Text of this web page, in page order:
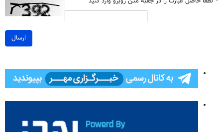
ارسال